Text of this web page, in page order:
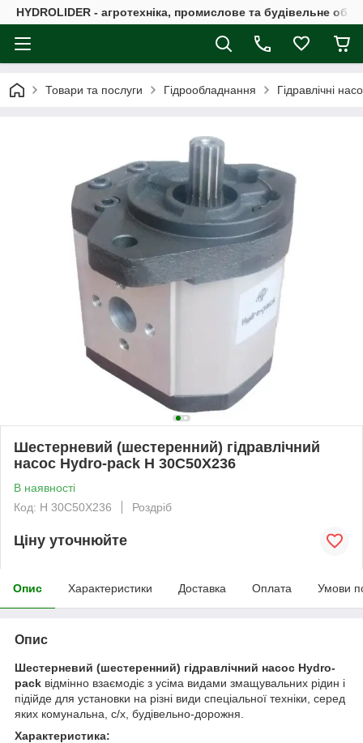
HYDROLIDER - агротехніка, промислове та будівельне
Товари та послуги Гідрообладнання Гідравлічні
Шестерневий (шестеренний) гідравлічний
насос Hydro-pack H 30C50X236
В наявності
Код: H 30C50X236
Роздріб
Ціну уточнюйте
Опис Характеристики Доставка Оплата Умови
Опис
Шестерневий (шестеренний) гідравлічний насос Hydro-
pack відмінно взаємодіє з усіма видами змащувальних рідин і
підійде для установки на різні види спеціальної техніки, серед
яких комунальна, с/х, будівельно-дорожня.
Характеристика: